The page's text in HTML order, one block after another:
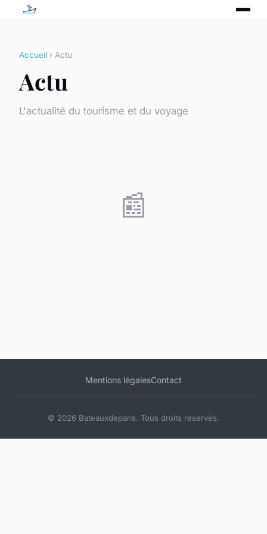
Accueil › Actu
Actu
L'actualité du tourisme et du voyage
📰
Mentions légalesContact
© 2026 Bateauxdeparis. Tous droits réservés.